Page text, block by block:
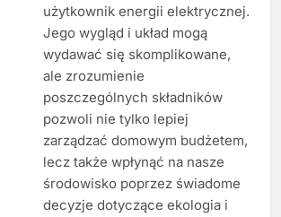
użytkownik energii elektrycznej.
Jego wygląd i układ mogą
wydawać się skomplikowane,
ale zrozumienie
poszczególnych składników
pozwoli nie tylko lepiej
zarządzać domowym budżetem,
lecz także wpłynąć na nasze
środowisko poprzez świadome
decyzje dotyczące ekologia i